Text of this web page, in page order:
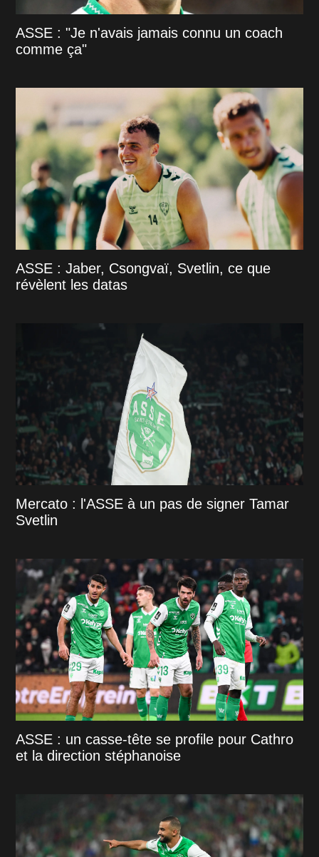
ASSE : "Je n'avais jamais connu un coach
comme ça"
ASSE : Jaber, Csongvaï, Svetlin, ce que
révèlent les datas
Mercato : l'ASSE à un pas de signer Tamar
Svetlin
ASSE : un casse-tête se profile pour Cathro
et la direction stéphanoise